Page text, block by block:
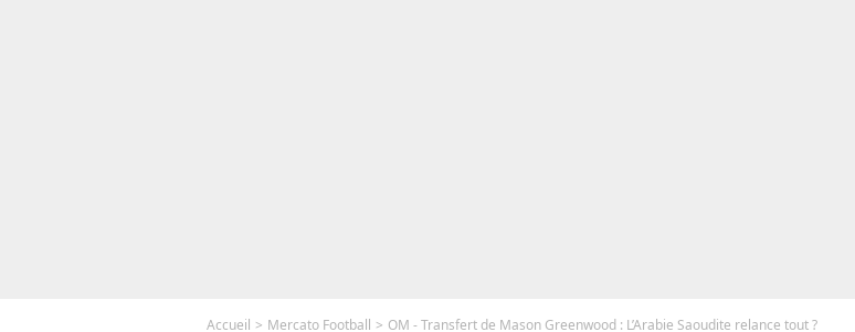
Accueil Mercato Football OM - Transfert de Mason Greenwood : L’Arabie Saoudite relance tout ?